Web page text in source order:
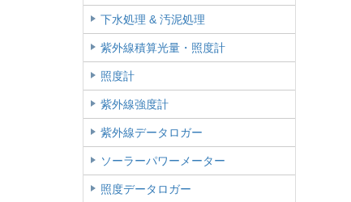
下水処理 & 汚泥処理
紫外線積算光量・照度計
照度計
紫外線強度計
紫外線データロガー
ソーラーパワーメーター
照度データロガー